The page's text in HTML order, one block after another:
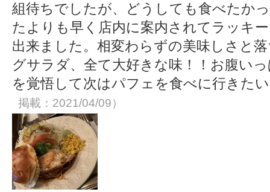
組待ちでしたが、どうしても食べたか
たよりも早く店内に案内されてラッキ
出来ました。相変わらずの美味しさと
グサラダ、全て大好きな味！！お腹い
を覚悟して次はパフェを食べに行きた
掲載：2021/04/09）